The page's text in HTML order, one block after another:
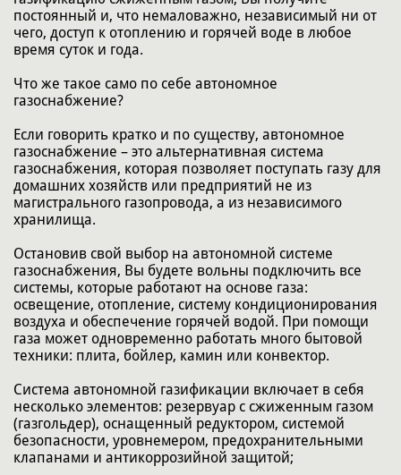
постоянный и, что немаловажно, независимый ни от
чего, доступ к отоплению и горячей воде в любое
время суток и года.
Что же такое само по себе автономное
газоснабжение?
Если говорить кратко и по существу, автономное
газоснабжение – это альтернативная система
газоснабжения, которая позволяет поступать газу для
домашних хозяйств или предприятий не из
магистрального газопровода, а из независимого
хранилища.
Остановив свой выбор на автономной системе
газоснабжения, Вы будете вольны подключить все
системы, которые работают на основе газа:
освещение, отопление, систему кондиционирования
воздуха и обеспечение горячей водой. При помощи
газа может одновременно работать много бытовой
техники: плита, бойлер, камин или конвектор.
Система автономной газификации включает в себя
несколько элементов: резервуар с сжиженным газом
(газгольдер), оснащенный редуктором, системой
безопасности, уровнемером, предохранительными
клапанами и антикоррозийной защитой;